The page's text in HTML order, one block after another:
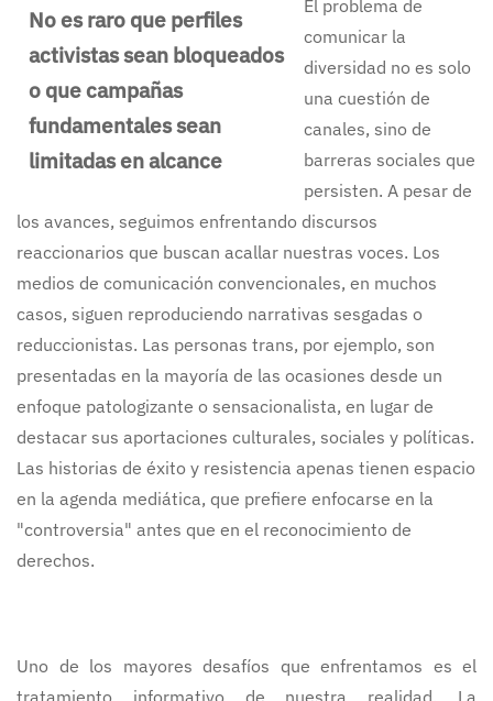
No es raro que perfiles
activistas sean bloqueados
o que campañas
fundamentales sean
limitadas en alcance
El problema de
comunicar la
diversidad no es solo
una cuestión de
canales, sino de
barreras sociales que
persisten. A pesar de
los avances, seguimos enfrentando discursos
reaccionarios que buscan acallar nuestras voces. Los
medios de comunicación convencionales, en muchos
casos, siguen reproduciendo narrativas sesgadas o
reduccionistas. Las personas trans, por ejemplo, son
presentadas en la mayoría de las ocasiones desde un
enfoque patologizante o sensacionalista, en lugar de
destacar sus aportaciones culturales, sociales y políticas.
Las historias de éxito y resistencia apenas tienen espacio
en la agenda mediática, que prefiere enfocarse en la
"controversia" antes que en el reconocimiento de
derechos.
Uno de los mayores desafíos que enfrentamos es el